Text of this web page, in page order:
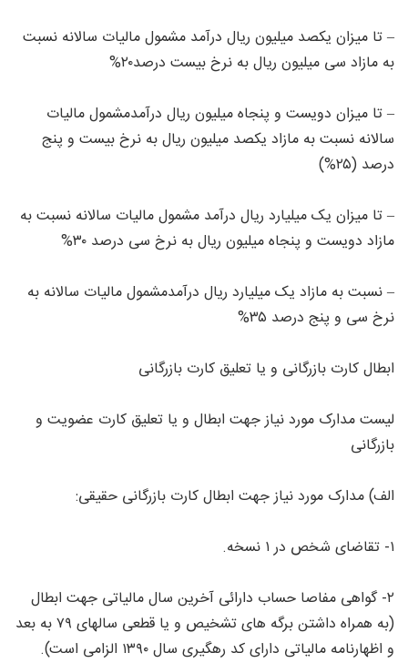
– تا میزان یکصد میلیون ریال درآمد مشمول مالیات سالانه نسبت
به مازاد سی میلیون ریال به نرخ بیست درصد۲۰%
– تا میزان دویست و پنجاه میلیون ریال درآمدمشمول مالیات
سالانه نسبت به مازاد یکصد میلیون ریال به نرخ بیست و پنج
درصد (۲۵%)
– تا میزان یک میلیارد ریال درآمد مشمول مالیات سالانه نسبت به
مازاد دویست و پنجاه میلیون ریال به نرخ سی درصد ۳۰%
– نسبت به مازاد یک میلیارد ریال درآمدمشمول مالیات سالانه به
نرخ سی و پنج درصد ۳۵%
ابطال کارت بازرگانی و یا تعلیق کارت بازرگانی
لیست مدارک مورد نیاز جهت ابطال و یا تعلیق کارت عضویت و
بازرگانی
الف) مدارک مورد نیاز جهت ابطال کارت بازرگانی حقیقی:
۱- تقاضای شخص در ۱ نسخه.
۲- گواهی مفاصا حساب دارائی آخرین سال مالیاتی جهت ابطال
(به همراه داشتن برگه های تشخیص و یا قطعی سالهای ۷۹ به بعد
و اظهارنامه مالیاتی دارای کد رهگیری سال ۱۳۹۰ الزامی است).